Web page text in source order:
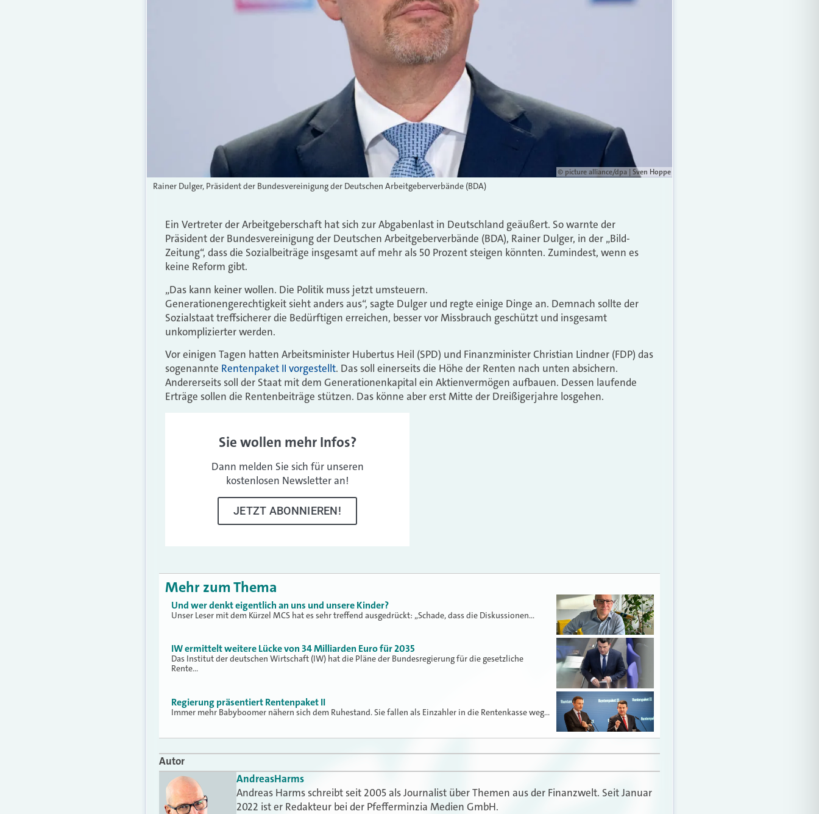
© picture alliance/dpa | Sven Hoppe
Rainer Dulger, Präsident der Bundesvereinigung der Deutschen Arbeitgeberverbände (BDA)
Ein Vertreter der Arbeitgeberschaft hat sich zur Abgabenlast in Deutschland geäußert. So warnte der
Präsident der Bundesvereinigung der Deutschen Arbeitgeberverbände (BDA), Rainer Dulger, in der „Bild-
Zeitung“, dass die Sozialbeiträge insgesamt auf mehr als 50 Prozent steigen könnten. Zumindest, wenn es
keine Reform gibt.
„Das kann keiner wollen. Die Politik muss jetzt umsteuern.
Generationengerechtigkeit sieht anders aus“, sagte Dulger und regte einige Dinge an. Demnach sollte der
Sozialstaat treffsicherer die Bedürftigen erreichen, besser vor Missbrauch geschützt und insgesamt
unkomplizierter werden.
Vor einigen Tagen hatten Arbeitsminister Hubertus Heil (SPD) und Finanzminister Christian Lindner (FDP) das
sogenannte Rentenpaket II vorgestellt. Das soll einerseits die Höhe der Renten nach unten absichern.
Andererseits soll der Staat mit dem Generationenkapital ein Aktienvermögen aufbauen. Dessen laufende
Erträge sollen die Rentenbeiträge stützen. Das könne aber erst Mitte der Dreißigerjahre losgehen.
Sie wollen mehr Infos?
Dann melden Sie sich für unseren
kostenlosen Newsletter an!
JETZT ABONNIEREN!
Mehr zum Thema
Und wer denkt eigentlich an uns und unsere Kinder?
Unser Leser mit dem Kürzel MCS hat es sehr treffend ausgedrückt: „Schade, dass die Diskussionen…
IW ermittelt weitere Lücke von 34 Milliarden Euro für 2035
Das Institut der deutschen Wirtschaft (IW) hat die Pläne der Bundesregierung für die gesetzliche
Rente…
Regierung präsentiert Rentenpaket II
Immer mehr Babyboomer nähern sich dem Ruhestand. Sie fallen als Einzahler in die Rentenkasse weg…
Autor
AndreasHarms
Andreas Harms schreibt seit 2005 als Journalist über Themen aus der Finanzwelt. Seit Januar
2022 ist er Redakteur bei der Pfefferminzia Medien GmbH.